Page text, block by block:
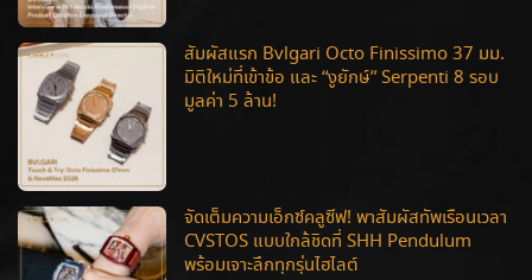
สัมผัสแรก Bvlgari Octo Finissimo 37 มม.
มิติใหม่ที่เข้าข้อ และ “งูยักษ์” Serpenti 8 รอบ
มูลค่า 5 ล้าน!
จัดเต็มความเอ็กซ์คลูซีฟ! พาสัมผัสทัพเรือนเวลา
CVSTOS แบบใกล้ชิดที่ SHH Pendulum
พร้อมเจาะลึกทุกรุ่นไฮไลต์